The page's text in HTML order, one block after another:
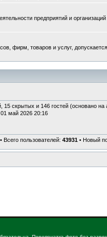
предприятий и
фирм, товаров и услуг,
15 скрытых и 146 гостей (основано на
май 2026 20:16
Всего пользователей: 43931• Новый